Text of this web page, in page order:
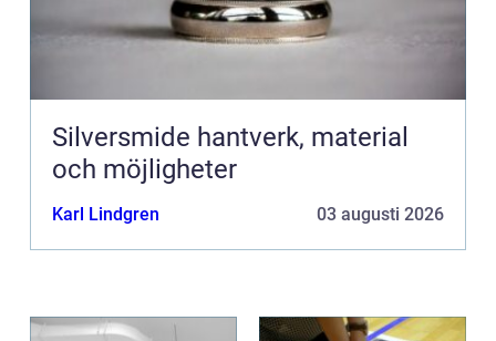
Silversmide hantverk, material
och möjligheter
Karl Lindgren 03 augusti 2026